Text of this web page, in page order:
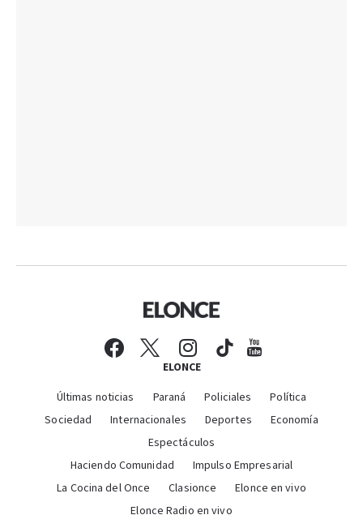
ELONCE
Últimas noticias Paraná Policiales
Política
Sociedad
Internacionales Deportes
Economía
Espectáculos
Haciendo Comunidad
Impulso Empresarial
La Cocina del Once
Clasionce
Elonce en vivo
Elonce Radio en vivo